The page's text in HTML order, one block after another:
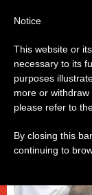
PAPI,UDIENZA
Notice
This website or
necessary to its
purposes
more or
please refer to
By closing this
continuing to